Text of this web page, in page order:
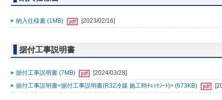
納入仕様書 (1MB) [2023/02/16]
据付工事説明書
据付工事説明書 (7MB)
[2024/03/28]
据付工事説明書<据付工事説明書(R32冷媒 施工時ﾁｪｯｸｼｰﾄ)> (673KB)